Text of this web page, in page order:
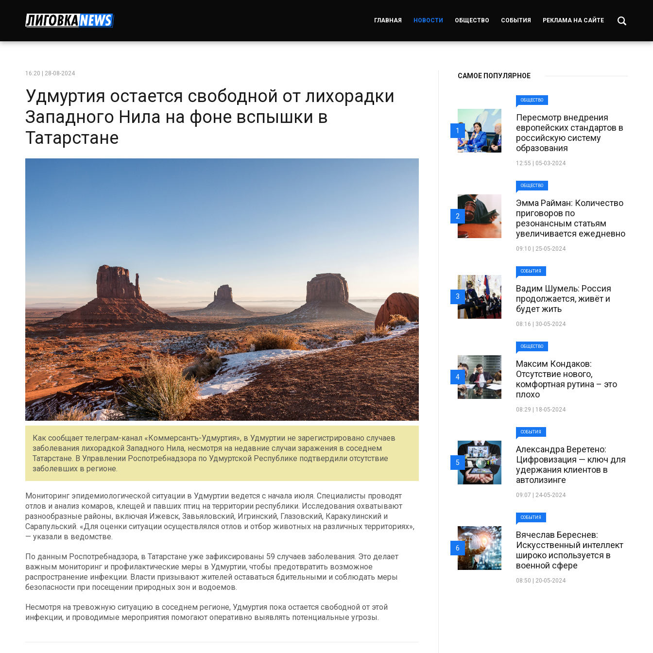
ГЛАВНАЯ НОВОСТИ ОБЩЕСТВО СОБЫТИЯ РЕКЛАМА НА САЙТЕ
16:20 | 28-08-2024
Удмуртия остается свободной от лихорадки
Западного Нила на фоне вспышки в
Татарстане
Как сообщает телеграм-канал «Коммерсантъ-Удмуртия», в Удмуртии не зарегистрировано случаев
заболевания лихорадкой Западного Нила, несмотря на недавние случаи заражения в соседнем
Татарстане. В Управлении Роспотребнадзора по Удмуртской Республике подтвердили отсутствие
заболевших в регионе.
Мониторинг эпидемиологической ситуации в Удмуртии ведется с начала июля. Специалисты проводят
отлов и анализ комаров, клещей и павших птиц на территории республики. Исследования охватывают
разнообразные районы, включая Ижевск, Завьяловский, Игринский, Глазовский, Каракулинский и
Сарапульский. «Для оценки ситуации осуществлялся отлов и отбор животных на различных территориях»,
— указали в ведомстве.
По данным Роспотребнадзора, в Татарстане уже зафиксированы 59 случаев заболевания. Это делает
важным мониторинг и профилактические меры в Удмуртии, чтобы предотвратить возможное
распространение инфекции. Власти призывают жителей оставаться бдительными и соблюдать меры
безопасности при посещении природных зон и водоемов.
Несмотря на тревожную ситуацию в соседнем регионе, Удмуртия пока остается свободной от этой
инфекции, и проводимые мероприятия помогают оперативно выявлять потенциальные угрозы.
САМОЕ ПОПУЛЯРНОЕ
ОБЩЕСТВО
Пересмотр внедрения
европейских стандартов в
российскую систему
образования
12:55 | 05-03-2024
1
ОБЩЕСТВО
Эмма Райман: Количество
приговоров по
резонансным статьям
увеличивается ежедневно
09:10 | 25-05-2024
2
СОБЫТИЯ
Вадим Шумель: Россия
продолжается, живёт и
будет жить
08:16 | 30-05-2024
3
ОБЩЕСТВО
Максим Кондаков:
Отсутствие нового,
комфортная рутина – это
плохо
08:29 | 18-05-2024
4
СОБЫТИЯ
Александра Веретено:
Цифровизация — ключ для
удержания клиентов в
автолизинге
09:07 | 24-05-2024
5
СОБЫТИЯ
Вячеслав Береснев:
Искусственный интеллект
широко используется в
военной сфере
08:50 | 20-05-2024
6